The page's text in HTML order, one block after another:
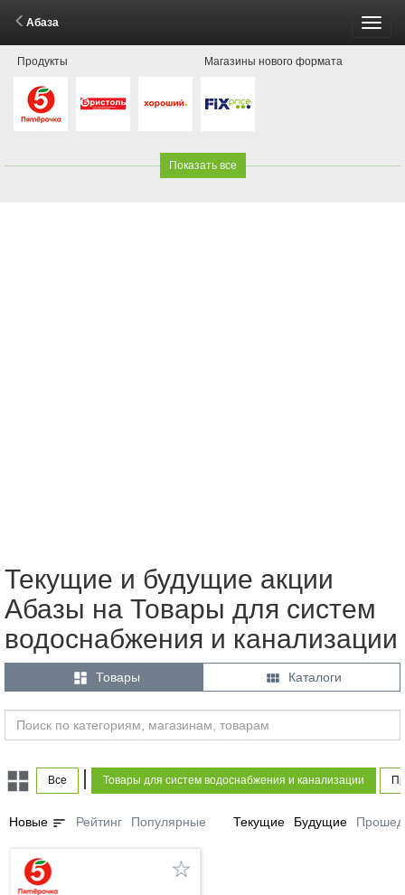
Абаза
Продукты Магазины нового формата
Показать все
Текущие и будущие акции
Абазы на Товары для систем
водоснабжения и канализации
 Товары  Каталоги
Все Товары для систем водоснабжения и канализации
Новые sort Рейтинг Популярные Текущие Будущие